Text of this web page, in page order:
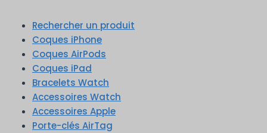
Rechercher un produit
Coques iPhone
Coques AirPods
Coques iPad
Bracelets Watch
Accessoires Watch
Accessoires Apple
Porte-clés AirTag